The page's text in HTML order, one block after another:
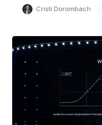
Cristi Dorombach